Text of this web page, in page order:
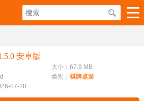
安卓版
大小：67.9 MB
类别： 棋牌桌游
07-28